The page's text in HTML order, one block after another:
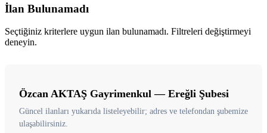
İlan Bulunamadı
Seçtiğiniz kriterlere uygun ilan bulunamadı. Filtreleri değiştirmeyi
deneyin.
Özcan AKTAŞ Gayrimenkul — Ereğli Şubesi
Güncel ilanları yukarıda listeleyebilir; adres ve telefondan şubemize
ulaşabilirsiniz.